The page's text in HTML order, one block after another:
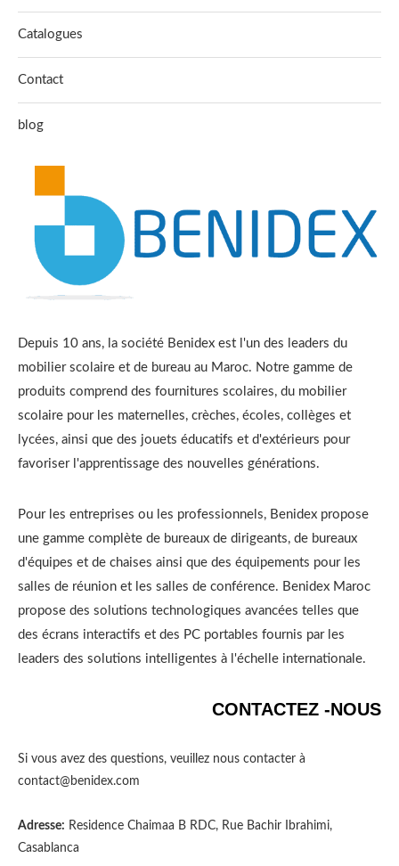
Catalogues
Contact
blog
Depuis 10 ans, la société Benidex est l'un des leaders du
mobilier scolaire et de bureau au Maroc. Notre gamme de
produits comprend des fournitures scolaires, du mobilier
scolaire pour les maternelles, crèches, écoles, collèges et
lycées, ainsi que des jouets éducatifs et d'extérieurs pour
favoriser l'apprentissage des nouvelles générations.
Pour les entreprises ou les professionnels, Benidex propose
une gamme complète de bureaux de dirigeants, de bureaux
d'équipes et de chaises ainsi que des équipements pour les
salles de réunion et les salles de conférence. Benidex Maroc
propose des solutions technologiques avancées telles que
des écrans interactifs et des PC portables fournis par les
leaders des solutions intelligentes à l'échelle internationale.
CONTACTEZ -NOUS
Si vous avez des questions, veuillez nous contacter à
contact@benidex.com
Adresse: Residence Chaimaa B RDC, Rue Bachir Ibrahimi,
Casablanca